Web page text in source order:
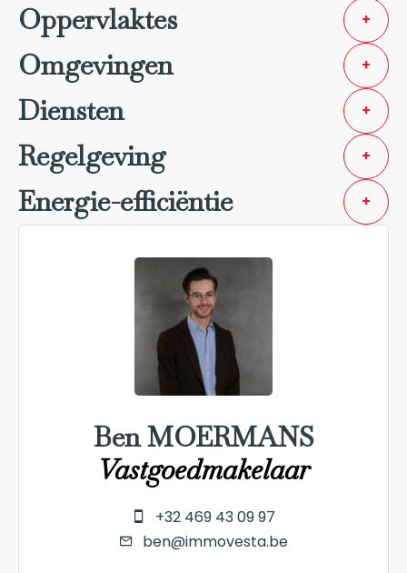
Oppervlaktes +
Omgevingen +
Diensten +
Regelgeving +
Energie-efficiëntie +
Ben MOERMANS
Vastgoedmakelaar
+32 469 43 09 97
ben@immovesta.be